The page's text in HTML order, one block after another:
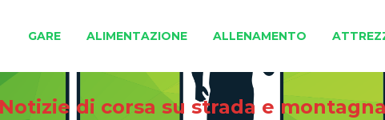
GARE ALIMENTAZIONE ALLENAMENTO
di corsa su strada e montagna